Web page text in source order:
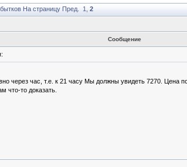
На страницу Пред. 1 2
Сообщение
через час, т.е. к 21 часу Мы должны увидеть 7270. Цена
что-то доказать.